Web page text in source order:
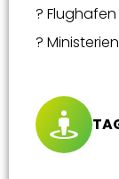
?
?